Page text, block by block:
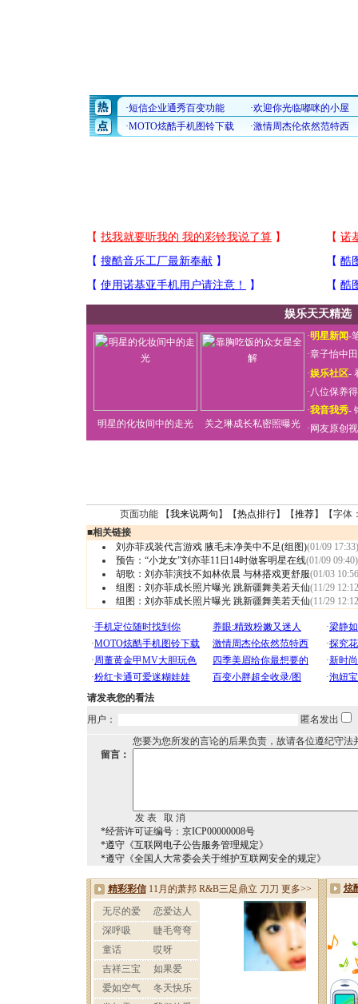
娱乐天天精选
明星的化妆间中的走光 关之琳成长私密照曝光
·明星新闻-
·章子怡中
·娱乐社区-
·八位保养
·我音我秀-
· 网友原创
页面功能 【我来说两句 】【热点排行】【推荐】【字体
■相关链接
刘亦菲戎装代言游戏 腋毛未净美中不足(组图)(01/09 17:33)
预告：“小龙女”刘亦菲11日14时做客明星在线(01/09 09:40)
胡歌：刘亦菲演技不如林依晨 与林搭戏更舒服(01/03
组图：刘亦菲成长照片曝光 跳新疆舞美若天仙(11/29
组图：刘亦菲成长照片曝光 跳新疆舞美若天仙(11/29
请发表您的看法
用户：
匿名发出
您要为您所发的言论的后果负责，故请各位遵纪守法
留言：
*经营许可证编号：京ICP00000008号
*遵守《互联网电子公告服务管理规定》
*遵守《全国人大常委会关于维护互联网安全的规定》